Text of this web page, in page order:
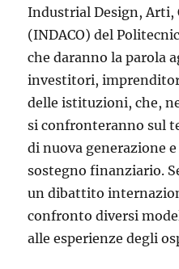
Industrial Design, Arti,
(INDACO) del
che daranno la parola
investitori,
delle istituzioni, che,
si confronteranno sul
di nuova generazione
sostegno finanziario.
un dibattito
confronto diversi
alle esperienze degli